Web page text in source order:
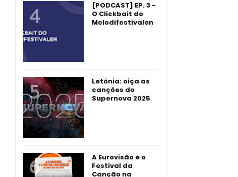
[PODCAST] EP. 3 -
O Clickbait do
Melodifestivalen
Letónia: oiça as
canções do
Supernova 2025
A Eurovisão e o
Festival da
Canção na